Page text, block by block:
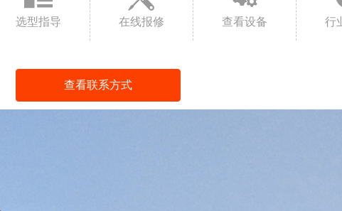
选型指导 在线报修 查看设备 行
查看联系方式